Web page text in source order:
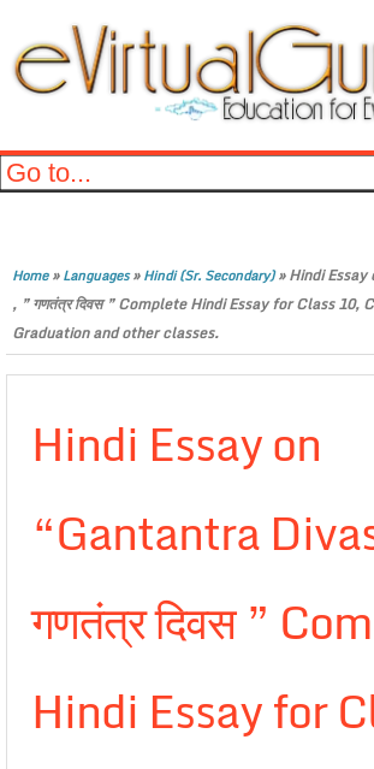
Home»Languages»Hindi (Sr. Secondary)»Hindi
, ” गणतंत्र दिवस ” Complete Hindi Essay for Class 10,
Graduation and other classes.
Hindi Essay on
“Gantantra
गणतंत्र दिवस ”
Hindi Essay for